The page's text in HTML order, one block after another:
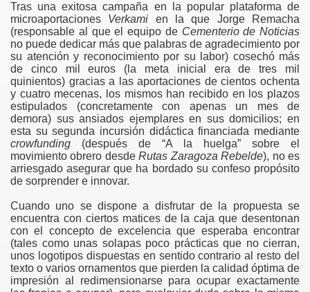
Tras una exitosa campaña en la popular plataforma de
microaportaciones Verkami en la que Jorge Remacha
(responsable al que el equipo de Cementerio de Noticias
no puede dedicar más que palabras de agradecimiento por
su atención y reconocimiento por su labor) cosechó más
de cinco mil euros (la meta inicial era de tres mil
quinientos) gracias a las aportaciones de cientos ochenta
y cuatro mecenas, los mismos han recibido en los plazos
estipulados (concretamente con apenas un mes de
demora) sus ansiados ejemplares en sus domicilios; en
esta su segunda incursión didáctica financiada mediante
crowfunding (después de “A la huelga” sobre el
movimiento obrero desdeRutas Zaragoza Rebelde), no es
arriesgado asegurar que ha bordado su confeso propósito
de sorprender e innovar.
Cuando uno se dispone a disfrutar de la propuesta se
encuentra con ciertos matices de la caja que desentonan
con el concepto de excelencia que esperaba encontrar
(tales como unas solapas poco prácticas que no cierran,
unos logotipos dispuestas en sentido contrario al resto del
texto o varios ornamentos que pierden la calidad óptima de
impresión al redimensionarse para ocupar exactamente